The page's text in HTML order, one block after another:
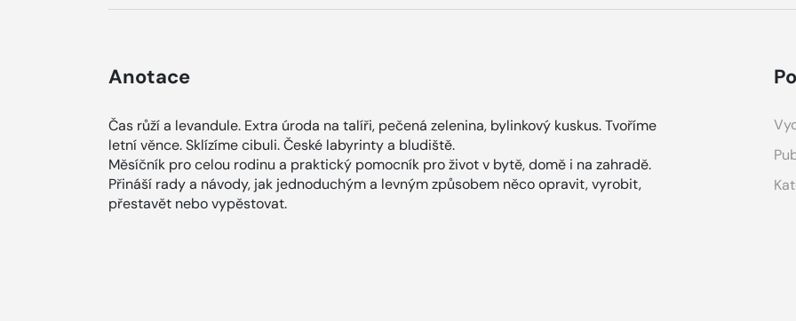
Anotace
Čas růží a levandule. Extra úroda na talíři, pečená zelenina, bylinkový kuskus. Tvoříme
letní věnce. Sklízíme cibuli. České labyrinty a bludiště.
Měsíčník pro celou rodinu a praktický pomocník pro život v bytě, domě i na zahradě.
Přináší rady a návody, jak jednoduchým a levným způsobem něco opravit, vyrobit,
přestavět nebo vypěstovat.